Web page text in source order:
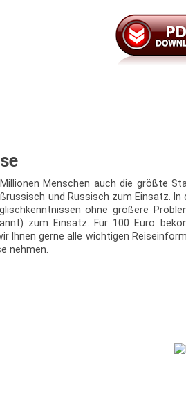
Menschen auch die größte
und Russisch zum Einsatz.
ohne größere
zum Einsatz. Für 100 Euro
Ihnen gerne alle wichtigen
nehmen.